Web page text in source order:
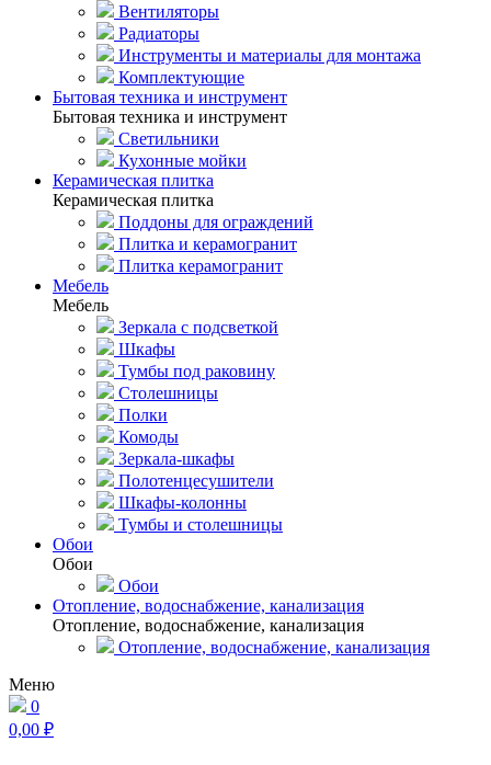
Вентиляторы
Радиаторы
Инструменты и материалы для монтажа
Комплектующие
Бытовая техника и инструмент
Бытовая техника и инструмент
Светильники
Кухонные мойки
Керамическая плитка
Керамическая плитка
Поддоны для ограждений
Плитка и керамогранит
Плитка керамогранит
Мебель
Мебель
Зеркала с подсветкой
Шкафы
Тумбы под раковину
Столешницы
Полки
Комоды
Зеркала-шкафы
Полотенцесушители
Шкафы-колонны
Тумбы и столешницы
Обои
Обои
Обои
Отопление, водоснабжение, канализация
Отопление, водоснабжение, канализация
Отопление, водоснабжение, канализация
Меню
0
0,00 ₽